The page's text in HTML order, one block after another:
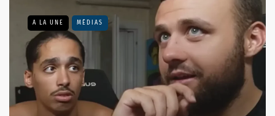
A LA UNE MÉDIAS